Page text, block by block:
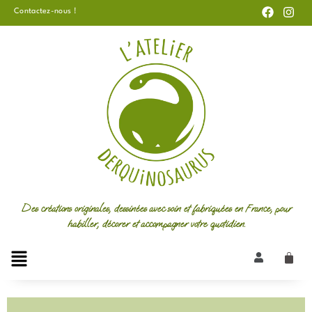
Aller
Contactez-nous !
a
c
n
s
Des créations originales, dessinées avec soin et fabriquées en France, pour
habiller, décorer et accompagner votre quotidien.